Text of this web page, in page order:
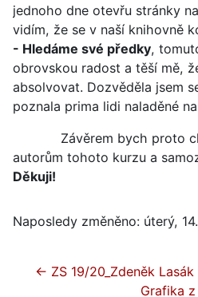
jednoho dne otevřu stránky
vidím, že se v naší knihovně
- Hledáme své předky,
obrovskou radost a těší mě,
absolvovat. Dozvěděla jsem
poznala prima lidi naladěné
Závěrem bych proto
autorům tohoto kurzu a
Děkuji!
Naposledy změněno: úterý,
← ZS 19/20_Zdeněk
Grafika z